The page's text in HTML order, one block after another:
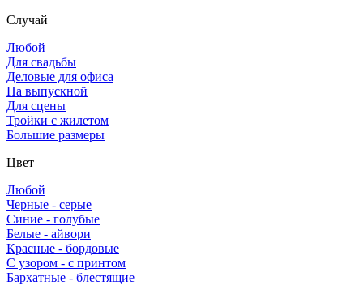
Случай
Любой
Для свадьбы
Деловые для офиса
На выпускной
Для сцены
Тройки с жилетом
Большие размеры
Цвет
Любой
Черные - серые
Синие - голубые
Белые - айвори
Красные - бордовые
С узором - с принтом
Бархатные - блестящие